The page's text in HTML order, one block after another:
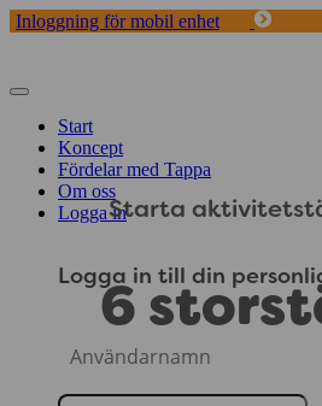
Inloggning för mobil enhet
Toggle
navigation
Start
Koncept
Fördelar med Tappa
Om oss
Logga in
Logga in till din
Starta
6